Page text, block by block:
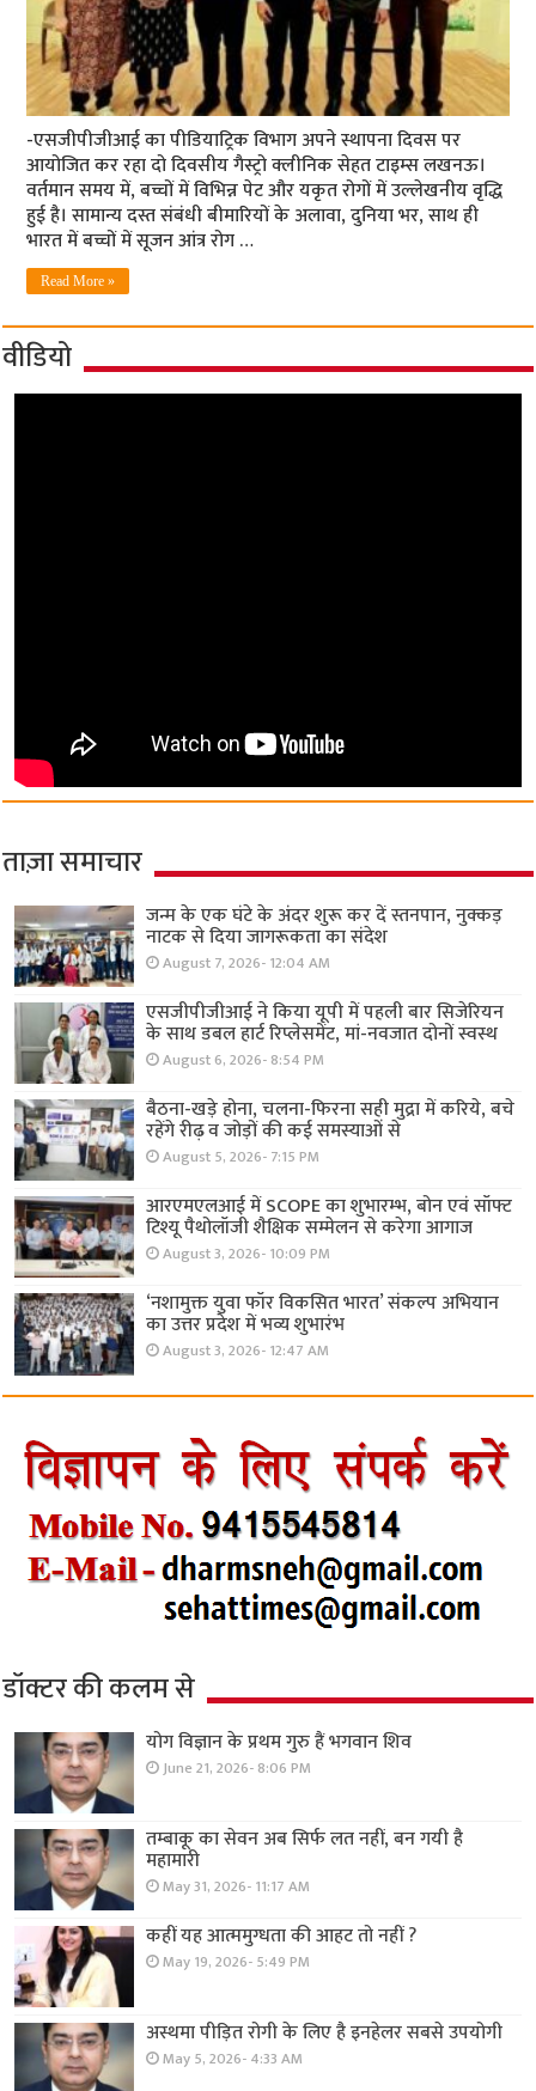
-एसजीपीजीआई का पीडियाट्रिक विभाग अपने स्थापना दिवस पर
आयोजित कर रहा दो दिवसीय गैस्ट्रो क्लीनिक सेहत टाइम्स लखनऊ।
वर्तमान समय में, बच्चों में विभिन्न पेट और यकृत रोगों में उल्लेखनीय वृद्धि
हुई है। सामान्य दस्त संबंधी बीमारियों के अलावा, दुनिया भर, साथ ही
भारत में बच्चों में सूजन आंत्र रोग …
Read More »
वीडियो
ताज़ा समाचार
जन्म के एक घंटे के अंदर शुरू कर दें स्तनपान, नुक्कड़
नाटक से दिया जागरूकता का संदेश
August 7, 2026- 12:04 AM
एसजीपीजीआई ने किया यूपी में पहली बार सिजेरियन
के साथ डबल हार्ट रिप्लेसमेंट, मां-नवजात दोनों स्वस्थ
August 6, 2026- 8:54 PM
बैठना-खड़े होना, चलना-फिरना सही मुद्रा में करिये, बचे
रहेंगे रीढ़ व जोड़ों की कई समस्याओं से
August 5, 2026- 7:15 PM
आरएमएलआई में SCOPE का शुभारम्भ, बोन एवं सॉफ्ट
टिश्यू पैथोलॉजी शैक्षिक सम्मेलन से करेगा आगाज
August 3, 2026- 10:09 PM
‘नशामुक्त युवा फॉर विकसित भारत’ संकल्प अभियान
का उत्तर प्रदेश में भव्य शुभारंभ
August 3, 2026- 12:47 AM
डॉक्टर की कलम से
योग विज्ञान के प्रथम गुरु हैं भगवान शिव
June 21, 2026- 8:06 PM
तम्बाकू का सेवन अब सिर्फ लत नहीं, बन गयी है
महामारी
May 31, 2026- 11:17 AM
कहीं यह आत्ममुग्धता की आहट तो नहीं ?
May 19, 2026- 5:49 PM
अस्थमा पीड़ित रोगी के लिए है इनहेलर सबसे उपयोगी
May 5, 2026- 4:33 AM